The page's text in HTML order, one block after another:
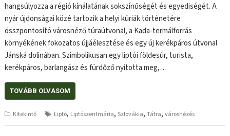
hangsúlyozza a régió kínálatának sokszínűségét és egyediségét. A
nyár újdonságai közé tartozik a helyi kúriák történetére
összpontosító városnéző túraútvonal, a Kada-termálforrás
környékének fokozatos újjáélesztése és egy új kerékpáros útvonal
Jánská dolinában. Szimbolikusan egy liptói földesúr, turista,
kerékpáros, barlangász és fürdőző nyitotta meg,…
TOVÁBB OLVASOM
Kitekintő Liptó, Liptószentmária, Szlovákia,Tátra,városnézés